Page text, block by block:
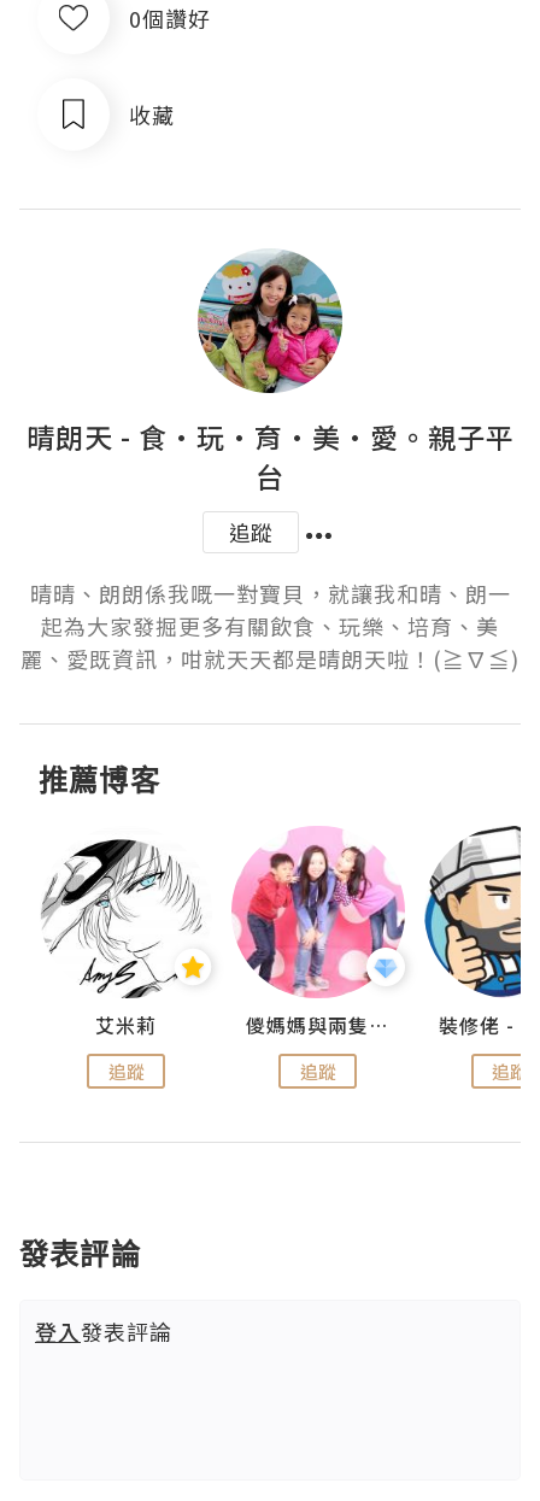
0個讚好
收藏
晴朗天 - 食·玩·育·美·愛。親子平
台
追蹤
晴晴、朗朗係我嘅一對寶貝，就讓我和晴、朗一
起為大家發掘更多有關飲食、玩樂、培育、美
麗、愛既資訊，咁就天天都是晴朗天啦！(≧∇≦)
推薦博客
艾米莉
追蹤
儍媽媽與兩隻小魔怪之家
追蹤 追蹤
發表評論
登入發表評論